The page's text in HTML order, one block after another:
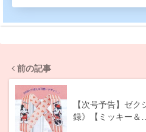
前の記事
【次号予告】ゼ
録》【ミッキー＆…